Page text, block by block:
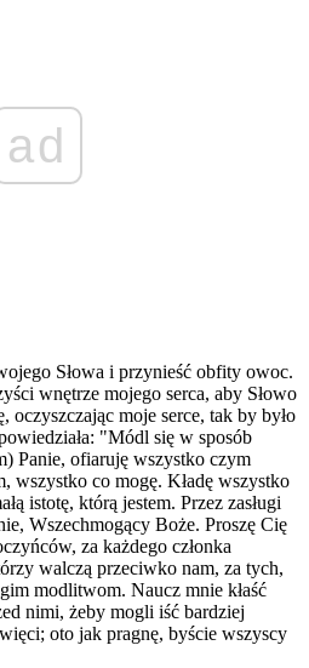
ad
Słowa i przynieść obfity owoc.
wnętrze mojego serca, aby Słowo
oczyszczając moje serce, tak by było
"Módl się w sposób
Panie, ofiaruję wszystko czym
wszystko co mogę. Kładę wszystko
istotę, którą jestem. Przez zasługi
Wszechmogący Boże. Proszę Cię
za każdego członka
walczą przeciwko nam, za tych,
modlitwom. Naucz mnie kłaść
nimi, żeby mogli iść bardziej
oto jak pragnę, byście wszyscy